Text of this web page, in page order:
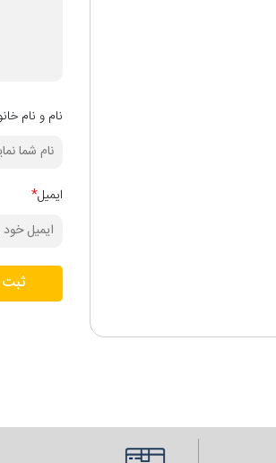
نام و نام
ایمیل*
ثبت